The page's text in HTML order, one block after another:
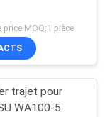
price MOQ:1 pièce
trajet pour
WA100-5